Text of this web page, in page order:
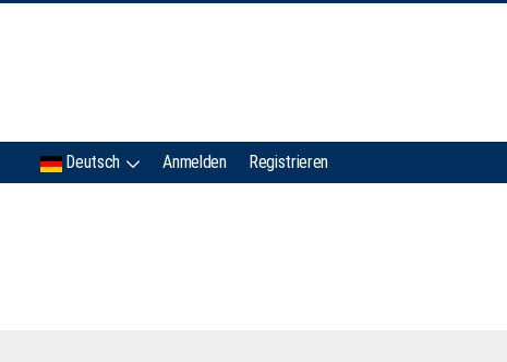
Deutsch Anmelden Registrieren